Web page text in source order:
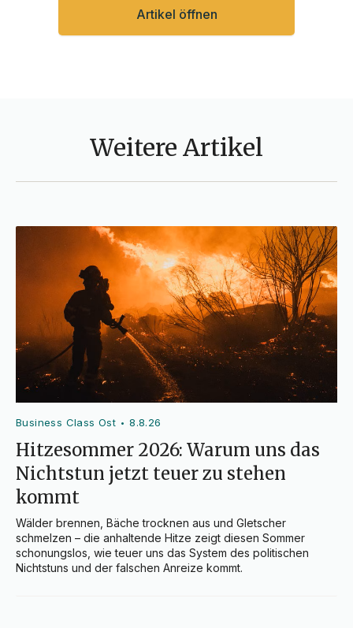
Artikel öffnen
Weitere Artikel
Business Class Ost •8.8.26
Hitzesommer 2026: Warum uns das
Nichtstun jetzt teuer zu stehen
kommt
Wälder brennen, Bäche trocknen aus und Gletscher
schmelzen – die anhaltende Hitze zeigt diesen Sommer
schonungslos, wie teuer uns das System des politischen
Nichtstuns und der falschen Anreize kommt.